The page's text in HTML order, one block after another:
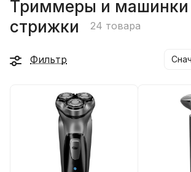
Триммеры и машинки
стрижки
24 товара
Фильтр